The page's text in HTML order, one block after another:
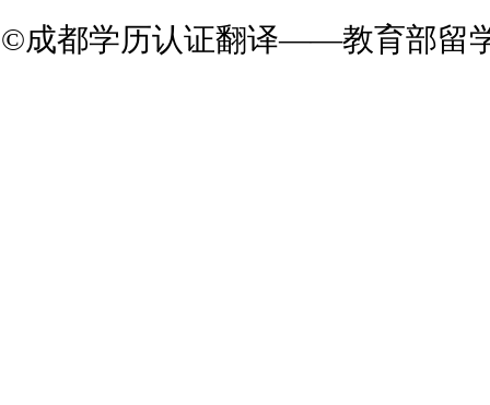
©成都学历认证翻译——教育部留